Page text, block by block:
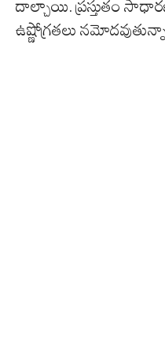
దాల్చాయి. ప్రస్తుతం
ఉష్ణోగ్రతలు